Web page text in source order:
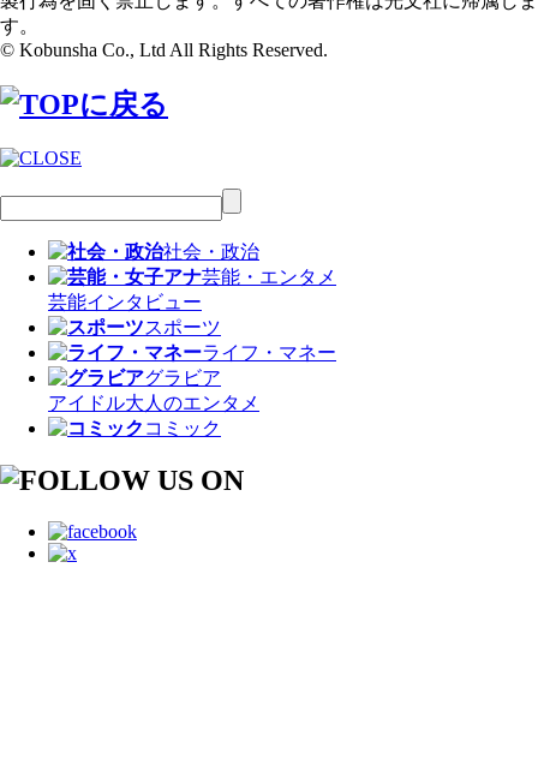
す。
© Kobunsha Co., Ltd All Rights Reserved.
社会・政治
芸能・エンタメ
芸能インタビュー
スポーツ
ライフ・マネー
グラビア
アイドル大人のエンタメ
コミック